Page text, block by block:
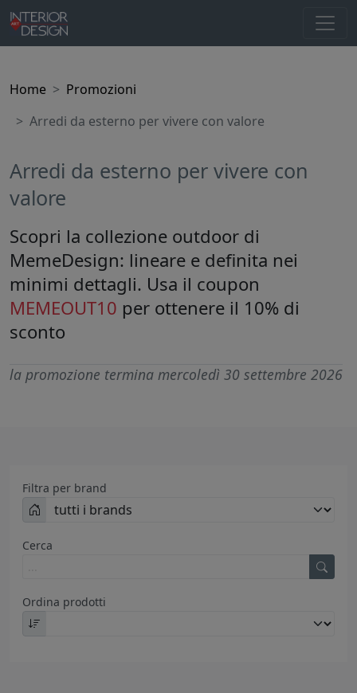
Home
Promozioni
Arredi da esterno per vivere con valore
Arredi da esterno per vivere con
valore
Scopri la collezione outdoor di
MemeDesign: lineare e definita nei
minimi dettagli. Usa il coupon
MEMEOUT10 per ottenere il 10% di
sconto
la promozione termina mercoledì 30 settembre 2026
Filtra per brand
Cerca
Ordina prodotti